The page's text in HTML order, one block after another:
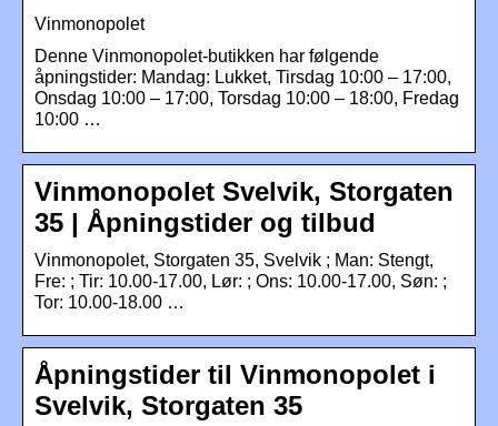
Vinmonopolet
Denne Vinmonopolet-butikken har følgende
åpningstider: Mandag: Lukket, Tirsdag 10:00 – 17:00,
Onsdag 10:00 – 17:00, Torsdag 10:00 – 18:00, Fredag
10:00 …
Vinmonopolet Svelvik, Storgaten
35 | Åpningstider og tilbud
Vinmonopolet, Storgaten 35, Svelvik ; Man: Stengt,
Fre: ; Tir: 10.00-17.00, Lør: ; Ons: 10.00-17.00, Søn: ;
Tor: 10.00-18.00 …
Åpningstider til Vinmonopolet i
Svelvik, Storgaten 35